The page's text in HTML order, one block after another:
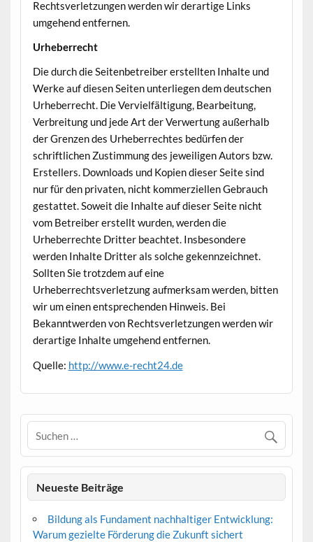
Rechtsverletzungen werden wir derartige Links
umgehend entfernen.
Urheberrecht
Die durch die Seitenbetreiber erstellten Inhalte und
Werke auf diesen Seiten unterliegen dem deutschen
Urheberrecht. Die Vervielfältigung, Bearbeitung,
Verbreitung und jede Art der Verwertung außerhalb
der Grenzen des Urheberrechtes bedürfen der
schriftlichen Zustimmung des jeweiligen Autors bzw.
Erstellers. Downloads und Kopien dieser Seite sind
nur für den privaten, nicht kommerziellen Gebrauch
gestattet. Soweit die Inhalte auf dieser Seite nicht
vom Betreiber erstellt wurden, werden die
Urheberrechte Dritter beachtet. Insbesondere
werden Inhalte Dritter als solche gekennzeichnet.
Sollten Sie trotzdem auf eine
Urheberrechtsverletzung aufmerksam werden, bitten
wir um einen entsprechenden Hinweis. Bei
Bekanntwerden von Rechtsverletzungen werden wir
derartige Inhalte umgehend entfernen.
Quelle: http://www.e-recht24.de
Neueste Beiträge
Bildung als Fundament nachhaltiger Entwicklung:
Warum gezielte Förderung die Zukunft sichert